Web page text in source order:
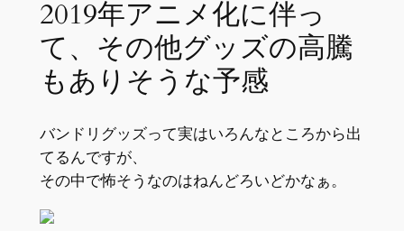
2019年アニメ化に伴っ
て、その他グッズの高騰
もありそうな予感
バンドリグッズって実はいろんなところから出
てるんですが、
その中で怖そうなのはねんどろいどかなぁ。